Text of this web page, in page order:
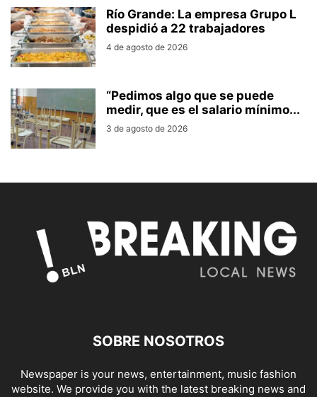
Río Grande: La empresa Grupo L
despidió a 22 trabajadores
4 de agosto de 2026
“Pedimos algo que se puede
medir, que es el salario mínimo...
3 de agosto de 2026
SOBRE NOSOTROS
Newspaper is your news, entertainment, music fashion
website. We provide you with the latest breaking news and